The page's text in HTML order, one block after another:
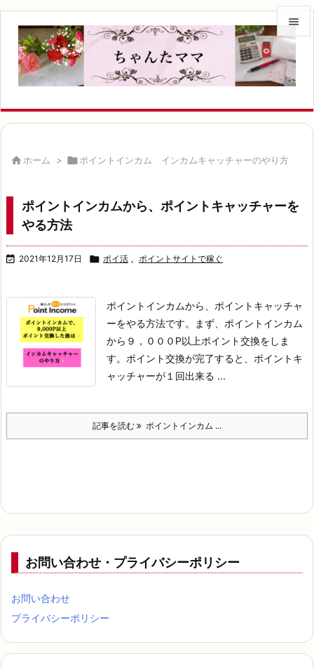


メニュ



検索
 ホーム > ポイントインカム インカムキャッチャーのやり方
ポイントインカムから、ポイントキャッチャーを
やる方法
 2021年12月17日  ポイ活 , ポイントサイトで稼ぐ
ポイントインカムから、 ポイントキャッチャ
ーをやる方法です。
まず、ポイントインカム
から ９，０００P以上ポイント交換をしま
す。 ポイント交換が完了すると、 ポイントキ
ャッチャーが１回出来る ...
記事を読む ポイントインカム ...
お問い合わせ・プライバシーポリシー
お問い合わせ
プライバシーポリシー